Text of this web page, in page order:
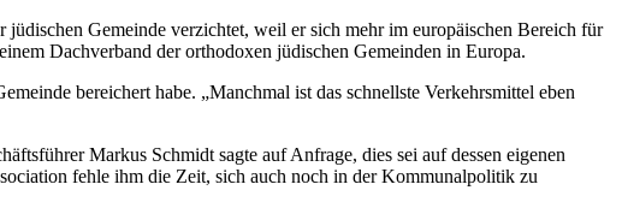
Gemeinde verzichtet, weil er sich mehr im europäischen Bereich für
Dachverband der orthodoxen jüdischen Gemeinden in Europa.
bereichert habe. „Manchmal ist das schnellste Verkehrsmittel eben
Markus Schmidt sagte auf Anfrage, dies sei auf dessen eigenen
fehle ihm die Zeit, sich auch noch in der Kommunalpolitik zu